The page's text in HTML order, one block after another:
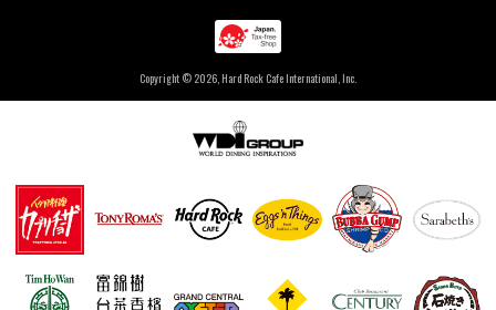
Copyright © 2026, Hard Rock Cafe International, Inc.